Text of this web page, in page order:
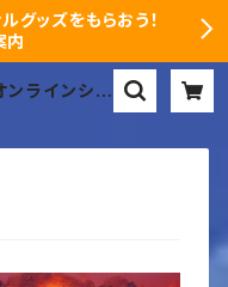
グッズをもらおう！
内
ラインショ